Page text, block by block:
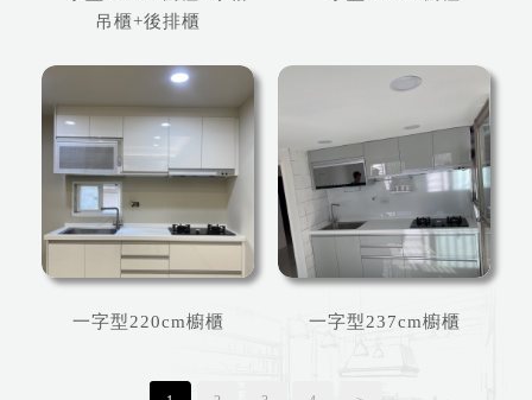
吊櫃+後排櫃
一字型220cm櫥櫃 一字型237cm櫥櫃